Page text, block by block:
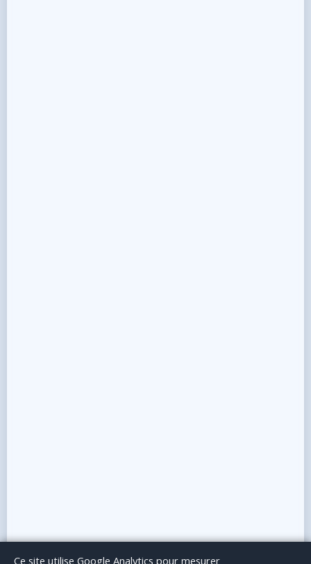
Le BlogPublicité Articles invitésMentions Légales
Ce site utilise Google Analytics pour mesurer